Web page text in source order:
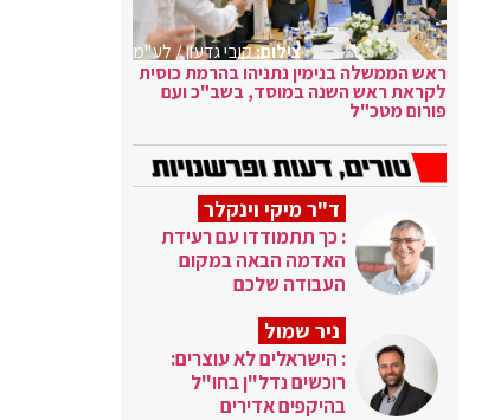
צילום:קובי גדעון / לע"מ
ראש הממשלה בנימין נתניהו בהרמת כוסית
לקראת ראש השנה במוסד, בשב"כ ועם
פורום מטכ"ל
ד"ר מיקי וינקלר
: כך תתמודדו עם רעידת
האדמה הבאה במקום
העבודה שלכם
ניר שמול
: הישראלים לא עוצרים:
רוכשים נדל"ן בחו"ל
בהיקפים אדירים